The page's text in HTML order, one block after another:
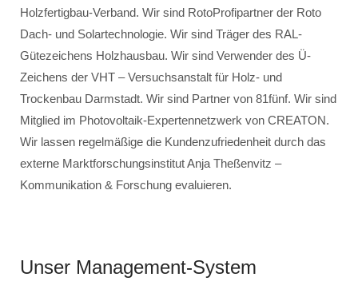
Holzfertigbau-Verband. Wir sind RotoProfipartner der Roto
Dach- und Solartechnologie. Wir sind Träger des RAL-
Gütezeichens Holzhausbau. Wir sind Verwender des Ü-
Zeichens der VHT – Versuchsanstalt für Holz- und
Trockenbau Darmstadt. Wir sind Partner von 81fünf. Wir sind
Mitglied im Photovoltaik-Expertennetzwerk von CREATON.
Wir lassen regelmäßige die Kundenzufriedenheit durch das
externe Marktforschungsinstitut Anja Theßenvitz –
Kommunikation & Forschung evaluieren.
Unser Management-System